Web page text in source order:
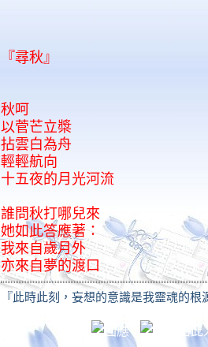
『尋秋』
秋呵
以菅芒立槳
拈雲白為舟
輕輕航向
十五夜的月光河流
誰問秋打哪兒來
她如此答應著：
我來自歲月外
亦來自夢的渡口
『此時此刻，妄想的意識是我靈魂的